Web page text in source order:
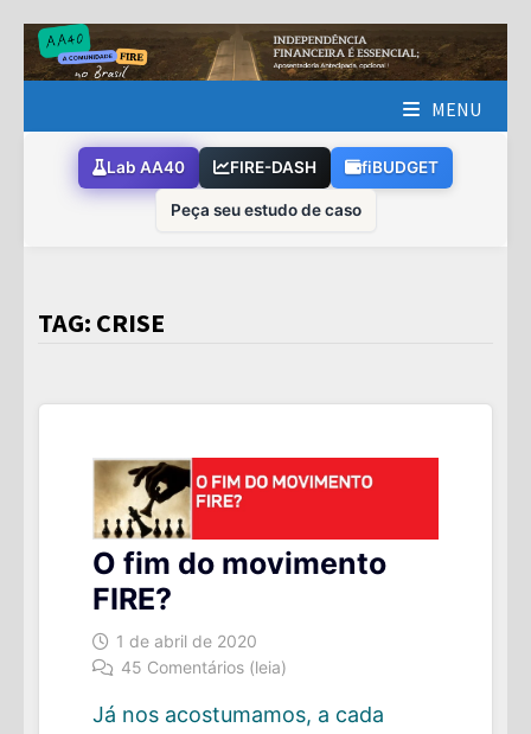
Skip
to
MENU
Lab AA40 FIRE-DASH fiBUDGET
Peça seu estudo de caso
TAG: CRISE
O fim do movimento
FIRE?
1 de abril de 2020
45 Comentários (leia)
Já nos acostumamos, a cada